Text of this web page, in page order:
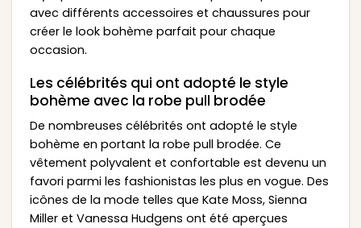
avec différents accessoires et chaussures pour
créer le look bohème parfait pour chaque
occasion.
Les célébrités qui ont adopté le style
bohème avec la robe pull brodée
De nombreuses célébrités ont adopté le style
bohème en portant la robe pull brodée. Ce
vêtement polyvalent et confortable est devenu un
favori parmi les fashionistas les plus en vogue. Des
icônes de la mode telles que Kate Moss, Sienna
Miller et Vanessa Hudgens ont été aperçues